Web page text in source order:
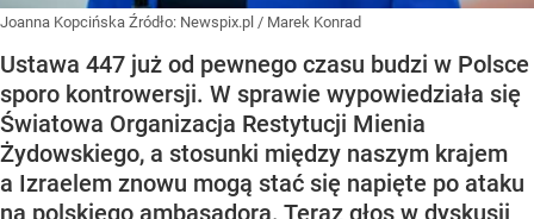
Joanna Kopcińska Źródło: Newspix.pl / Marek Konrad
Ustawa 447 już od pewnego czasu budzi w Polsce
sporo kontrowersji. W sprawie wypowiedziała się
Światowa Organizacja Restytucji Mienia
Żydowskiego, a stosunki między naszym krajem
a Izraelem znowu mogą stać się napięte po ataku